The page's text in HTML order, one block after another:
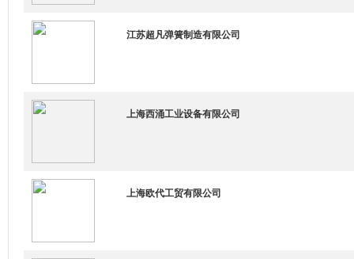
江苏超凡弹簧制造有限公司
上海西涌工业设备有限公司
上海欧代工贸有限公司